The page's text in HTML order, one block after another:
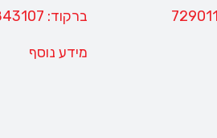
ברקוד: 7290119843107
מידע נוסף